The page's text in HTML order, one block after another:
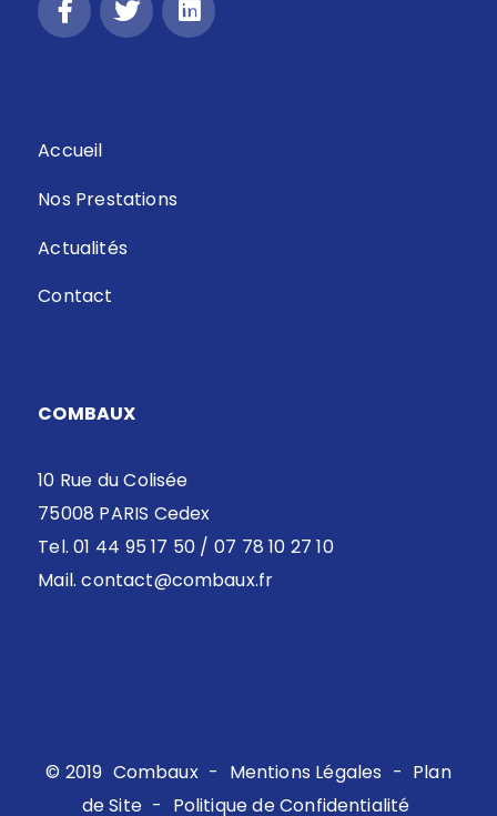
Accueil
Nos Prestations
Actualités
Contact
COMBAUX
10 Rue du Colisée
75008 PARIS Cedex
Tel. 01 44 95 17 50 / 07 78 10 27 10
Mail.contact@combaux.fr
© 2019 Combaux - Mentions Légales - Plan
de Site - Politique de Confidentialité